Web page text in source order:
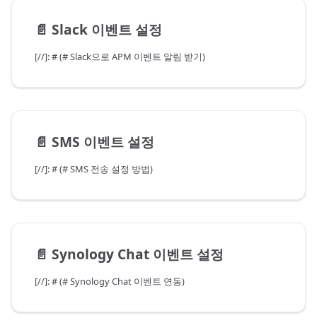
📄️ Slack 이벤트 설정
[//]: # (# Slack으로 APM 이벤트 알림 받기)
📄️ SMS 이벤트 설정
[//]: # (# SMS 전송 설정 방법)
📄️ Synology Chat 이벤트 설정
[//]: # (# Synology Chat 이벤트 연동)